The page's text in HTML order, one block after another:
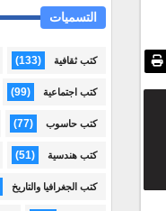
التسميات
كتب ثقافية (133)
كتب اجتماعية (99)
كتب حاسوب (77)
كتب هندسية (51)
كتب الجغرافيا والتاريخ